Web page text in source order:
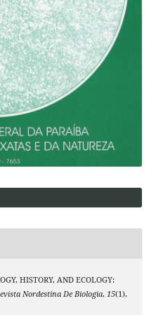
HISTORY, AND ECOLOGY:
Nordestina De Biologia, 15(1),